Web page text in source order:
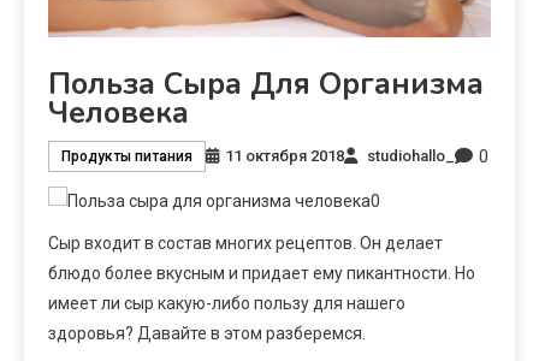
Польза Сыра Для Организма
Человека
Продукты питания 11 октября 2018 studiohallo_ 0
Сыр входит в состав многих рецептов. Он делает
блюдо более вкусным и придает ему пикантности. Но
имеет ли сыр какую-либо пользу для нашего
здоровья? Давайте в этом разберемся.